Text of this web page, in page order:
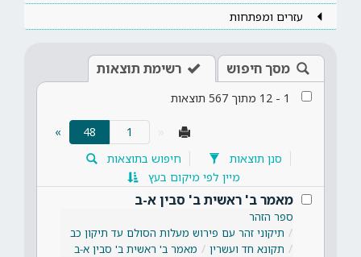
עזרים ומפתחות
מסך חיפוש רשימת תוצאות
1
-
12 מתוך 567 תוצאות
48
»
סנן תוצאות
חיפוש בתוצאות
מיין לפי מיקום בעץ
מאמר ב' ראשית ב' סבין א-ב
ספר הזהר
תיקוני זהר עם פירוש מעלות הסולם עד תיקון כב
תקונא חד ועשרין
מאמר ב' ראשית ב' סבין א-ב